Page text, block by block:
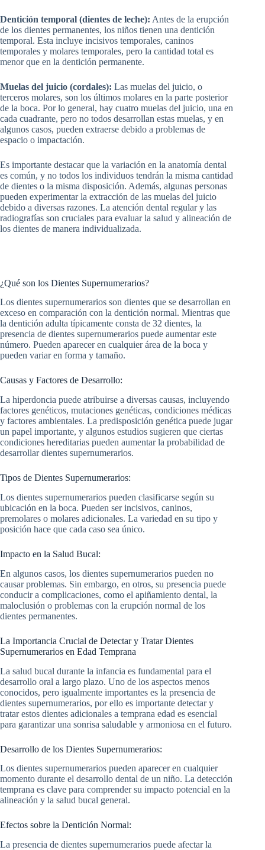
Dentición temporal (dientes de leche): Antes de la erupción
de los dientes permanentes, los niños tienen una dentición
temporal. Esta incluye incisivos temporales, caninos
temporales y molares temporales, pero la cantidad total es
menor que en la dentición permanente.
Muelas del juicio (cordales): Las muelas del juicio, o
terceros molares, son los últimos molares en la parte posterior
de la boca. Por lo general, hay cuatro muelas del juicio, una en
cada cuadrante, pero no todos desarrollan estas muelas, y en
algunos casos, pueden extraerse debido a problemas de
espacio o impactación.
Es importante destacar que la variación en la anatomía dental
es común, y no todos los individuos tendrán la misma cantidad
de dientes o la misma disposición. Además, algunas personas
pueden experimentar la extracción de las muelas del juicio
debido a diversas razones. La atención dental regular y las
radiografías son cruciales para evaluar la salud y alineación de
los dientes de manera individualizada.
¿Qué son los Dientes Supernumerarios?
Los dientes supernumerarios son dientes que se desarrollan en
exceso en comparación con la dentición normal. Mientras que
la dentición adulta típicamente consta de 32 dientes, la
presencia de dientes supernumerarios puede aumentar este
número. Pueden aparecer en cualquier área de la boca y
pueden variar en forma y tamaño.
Causas y Factores de Desarrollo:
La hiperdoncia puede atribuirse a diversas causas, incluyendo
factores genéticos, mutaciones genéticas, condiciones médicas
y factores ambientales. La predisposición genética puede jugar
un papel importante, y algunos estudios sugieren que ciertas
condiciones hereditarias pueden aumentar la probabilidad de
desarrollar dientes supernumerarios.
Tipos de Dientes Supernumerarios:
Los dientes supernumerarios pueden clasificarse según su
ubicación en la boca. Pueden ser incisivos, caninos,
premolares o molares adicionales. La variedad en su tipo y
posición hace que cada caso sea único.
Impacto en la Salud Bucal:
En algunos casos, los dientes supernumerarios pueden no
causar problemas. Sin embargo, en otros, su presencia puede
conducir a complicaciones, como el apiñamiento dental, la
maloclusión o problemas con la erupción normal de los
dientes permanentes.
La Importancia Crucial de Detectar y Tratar Dientes
Supernumerarios en Edad Temprana
La salud bucal durante la infancia es fundamental para el
desarrollo oral a largo plazo. Uno de los aspectos menos
conocidos, pero igualmente importantes es la presencia de
dientes supernumerarios, por ello es importante detectar y
tratar estos dientes adicionales a temprana edad es esencial
para garantizar una sonrisa saludable y armoniosa en el futuro.
Desarrollo de los Dientes Supernumerarios:
Los dientes supernumerarios pueden aparecer en cualquier
momento durante el desarrollo dental de un niño. La detección
temprana es clave para comprender su impacto potencial en la
alineación y la salud bucal general.
Efectos sobre la Dentición Normal:
La presencia de dientes supernumerarios puede afectar la